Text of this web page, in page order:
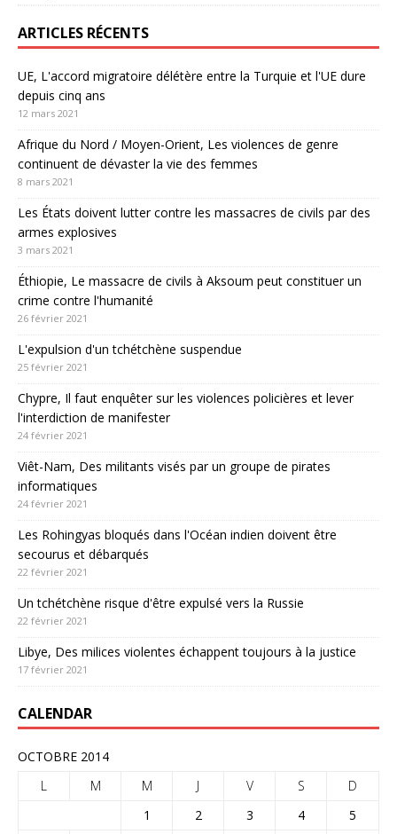
ARTICLES RÉCENTS
UE, L'accord migratoire délétère entre la Turquie et l'UE dure
depuis cinq ans
12 mars 2021
Afrique du Nord / Moyen-Orient, Les violences de genre
continuent de dévaster la vie des femmes
8 mars 2021
Les États doivent lutter contre les massacres de civils par des
armes explosives
3 mars 2021
Éthiopie, Le massacre de civils à Aksoum peut constituer un
crime contre l'humanité
26 février 2021
L'expulsion d'un tchétchène suspendue
25 février 2021
Chypre, Il faut enquêter sur les violences policières et lever
l'interdiction de manifester
24 février 2021
Viêt-Nam, Des militants visés par un groupe de pirates
informatiques
24 février 2021
Les Rohingyas bloqués dans l'Océan indien doivent être
secourus et débarqués
22 février 2021
Un tchétchène risque d'être expulsé vers la Russie
22 février 2021
Libye, Des milices violentes échappent toujours à la justice
17 février 2021
CALENDAR
OCTOBRE 2014
L
M M J V S
D
1
2 3 4 5